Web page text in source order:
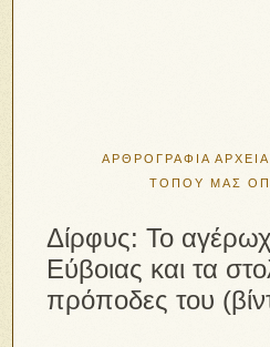
ΑΡΘΡΟΓΡΑΦΙΑ ΑΡΧΕΙΑ
ΤΟΠΟΥ ΜΑΣ
Δίρφυς: Το
Εύβοιας και τα
πρόποδες του